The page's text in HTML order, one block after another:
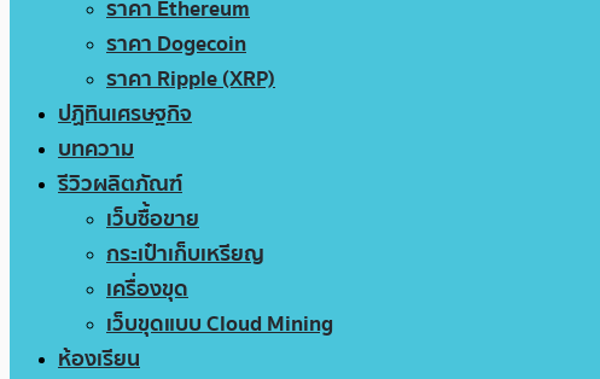
ราคา Ethereum
ราคา Dogecoin
ราคา Ripple (XRP)
ปฏิทินเศรษฐกิจ
บทความ
รีวิวผลิตภัณฑ์
เว็บซื้อขาย
กระเป๋าเก็บเหรียญ
เครื่องขุด
เว็บขุดแบบ Cloud Mining
ห้องเรียน